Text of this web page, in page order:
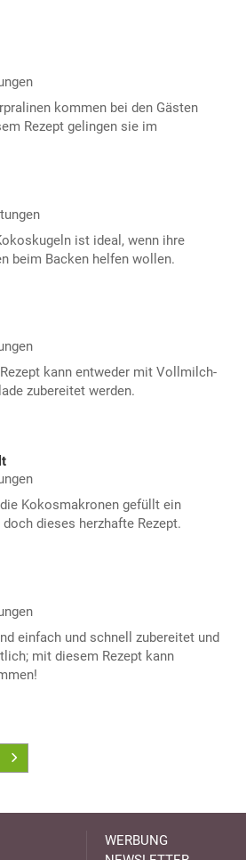
kommen bei den Gästen
Rezept gelingen sie im
ist ideal, wenn ihre
beim Backen helfen wollen.
kann entweder mit Vollmilch-
zubereitet werden.
Kokosmakronen gefüllt ein
dieses herzhafte Rezept.
einfach und schnell zubereitet und
mit diesem Rezept kann
WERBUNG